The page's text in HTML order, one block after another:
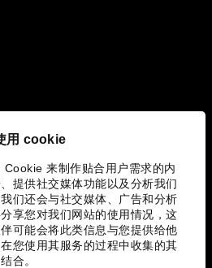
用 cookie
Cookie 来制作贴合用户需求的内
提供社交媒体功能以及分析我们
们还会与社交媒体、广告和分析
享您对我们网站的使用情况，这
可能会将此类信息与您提供给他
您使用其服务的过程中收集的其
合。